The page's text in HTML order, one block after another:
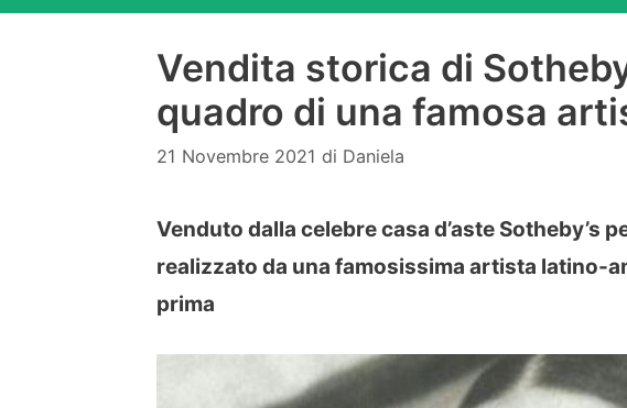
Vendita storica di
quadro di una famosa
21 Novembre 2021 di Daniela
Venduto dalla celebre casa d’aste Sotheby’s
realizzato da una famosissima artista latino-
prima